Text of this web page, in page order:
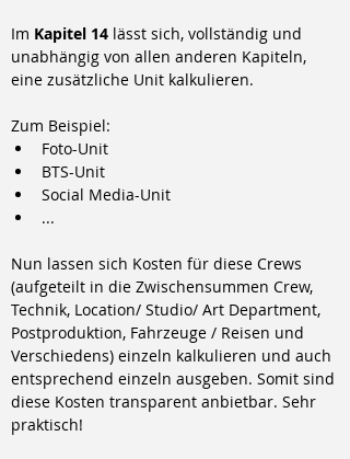
Im Kapitel 14 lässt sich, vollständig und
unabhängig von allen anderen Kapiteln,
eine zusätzliche Unit kalkulieren.
Zum Beispiel:
Foto-Unit
BTS-Unit
Social Media-Unit
...
Nun lassen sich Kosten für diese Crews
(aufgeteilt in die Zwischensummen Crew,
Technik, Location/ Studio/ Art Department,
Postproduktion, Fahrzeuge / Reisen und
Verschiedens) einzeln kalkulieren und auch
entsprechend einzeln ausgeben. Somit sind
diese Kosten transparent anbietbar. Sehr
praktisch!